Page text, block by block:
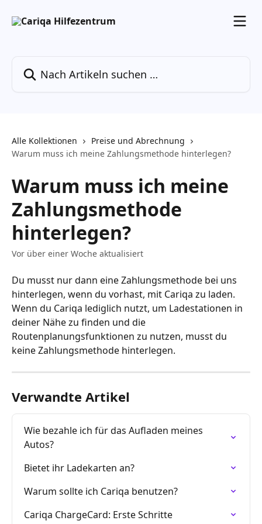
Alle Kollektionen
Preise und Abrechnung
Warum muss ich meine Zahlungsmethode hinterlegen?
Warum muss ich meine
Zahlungsmethode
hinterlegen?
Vor über einer Woche aktualisiert
Du musst nur dann eine Zahlungsmethode bei uns
hinterlegen, wenn du vorhast, mit Cariqa zu laden.
Wenn du Cariqa lediglich nutzt, um Ladestationen in
deiner Nähe zu finden und die
Routenplanungsfunktionen zu nutzen, musst du
keine Zahlungsmethode hinterlegen.
Verwandte Artikel
Wie bezahle ich für das Aufladen meines
Autos?
Bietet ihr Ladekarten an?
Warum sollte ich Cariqa benutzen?
Cariqa ChargeCard: Erste Schritte